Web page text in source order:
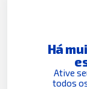
Há
Ative
todos